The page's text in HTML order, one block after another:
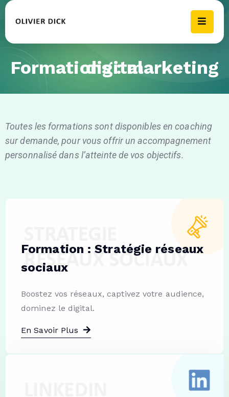
Formations : marketing digital
Toutes les formations sont disponibles en coaching
sur demande, pour vous offrir un accompagnement
personnalisé dans l’atteinte de vos objectifs.
Formation : Stratégie réseaux
sociaux
Boostez vos réseaux, captivez votre audience,
dominez le digital.
En Savoir Plus